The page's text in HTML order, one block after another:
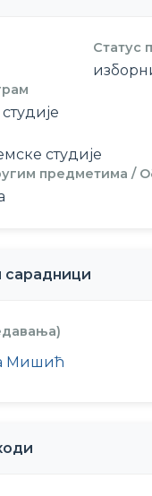
Статус
студије
предметима /
сарадници
Мишић